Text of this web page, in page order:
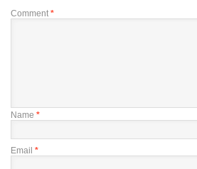
Comment *
Name *
Email *